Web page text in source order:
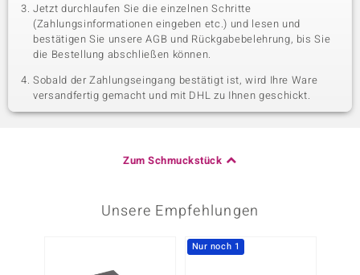
Jetzt durchlaufen Sie die einzelnen Schritte
(Zahlungsinformationen eingeben etc.) und lesen und
bestätigen Sie unsere AGB und Rückgabebelehrung, bis Sie
die Bestellung abschließen können.
Sobald der Zahlungseingang bestätigt ist, wird Ihre Ware
versandfertig gemacht und mit DHL zu Ihnen geschickt.
Zum Schmuckstück
Unsere Empfehlungen
Nur noch 1